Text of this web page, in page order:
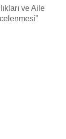
ve Aile